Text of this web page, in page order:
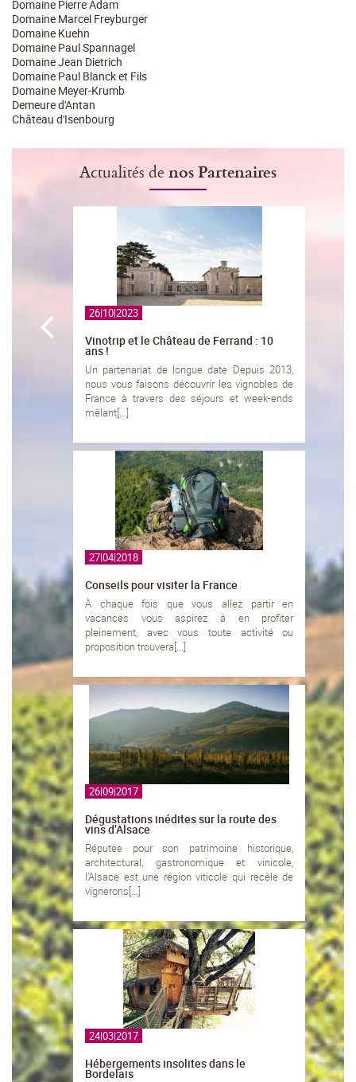
Domaine Pierre Adam
Domaine Marcel Freyburger
Domaine Kuehn
Domaine Paul Spannagel
Domaine Jean Dietrich
Domaine Paul Blanck et Fils
Domaine Meyer-Krumb
Demeure d'Antan
Château d'Isenbourg
Actualités de nos Partenaires
26|10|2023
Vinotrip et le Château de Ferrand : 10
ans !
Un partenariat de longue date Depuis 2013,
nous vous faisons découvrir les vignobles de
France à travers des séjours et week-ends
mêlant[...]
27|04|2018
Conseils pour visiter la France
À chaque fois que vous allez partir en
vacances vous aspirez à en profiter
pleinement, avec vous toute activité ou
proposition trouvera[...]
26|09|2017
Dégustations inédites sur la route des
vins d’Alsace
Réputée pour son patrimoine historique,
architectural, gastronomique et vinicole,
l’Alsace est une région viticole qui recèle de
vignerons[...]
24|03|2017
Hébergements insolites dans le
Bordelais